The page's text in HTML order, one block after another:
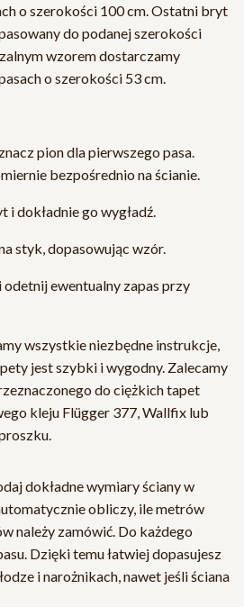
o szerokości 100 cm. Ostatni bryt
do podanej szerokości
wzorem dostarczamy
o szerokości 53 cm.
pion dla pierwszego pasa.
bezpośrednio na ścianie.
dokładnie go wygładź.
styk, dopasowując wzór.
ewentualny zapas przy
wszystkie niezbędne instrukcje,
jest szybki i wygodny. Zalecamy
do ciężkich tapet
kleju Flügger 377, Wallfix lub
dokładne wymiary ściany w
obliczy, ile metrów
należy zamówić. Do każdego
Dzięki temu łatwiej dopasujesz
i narożnikach, nawet jeśli ściana